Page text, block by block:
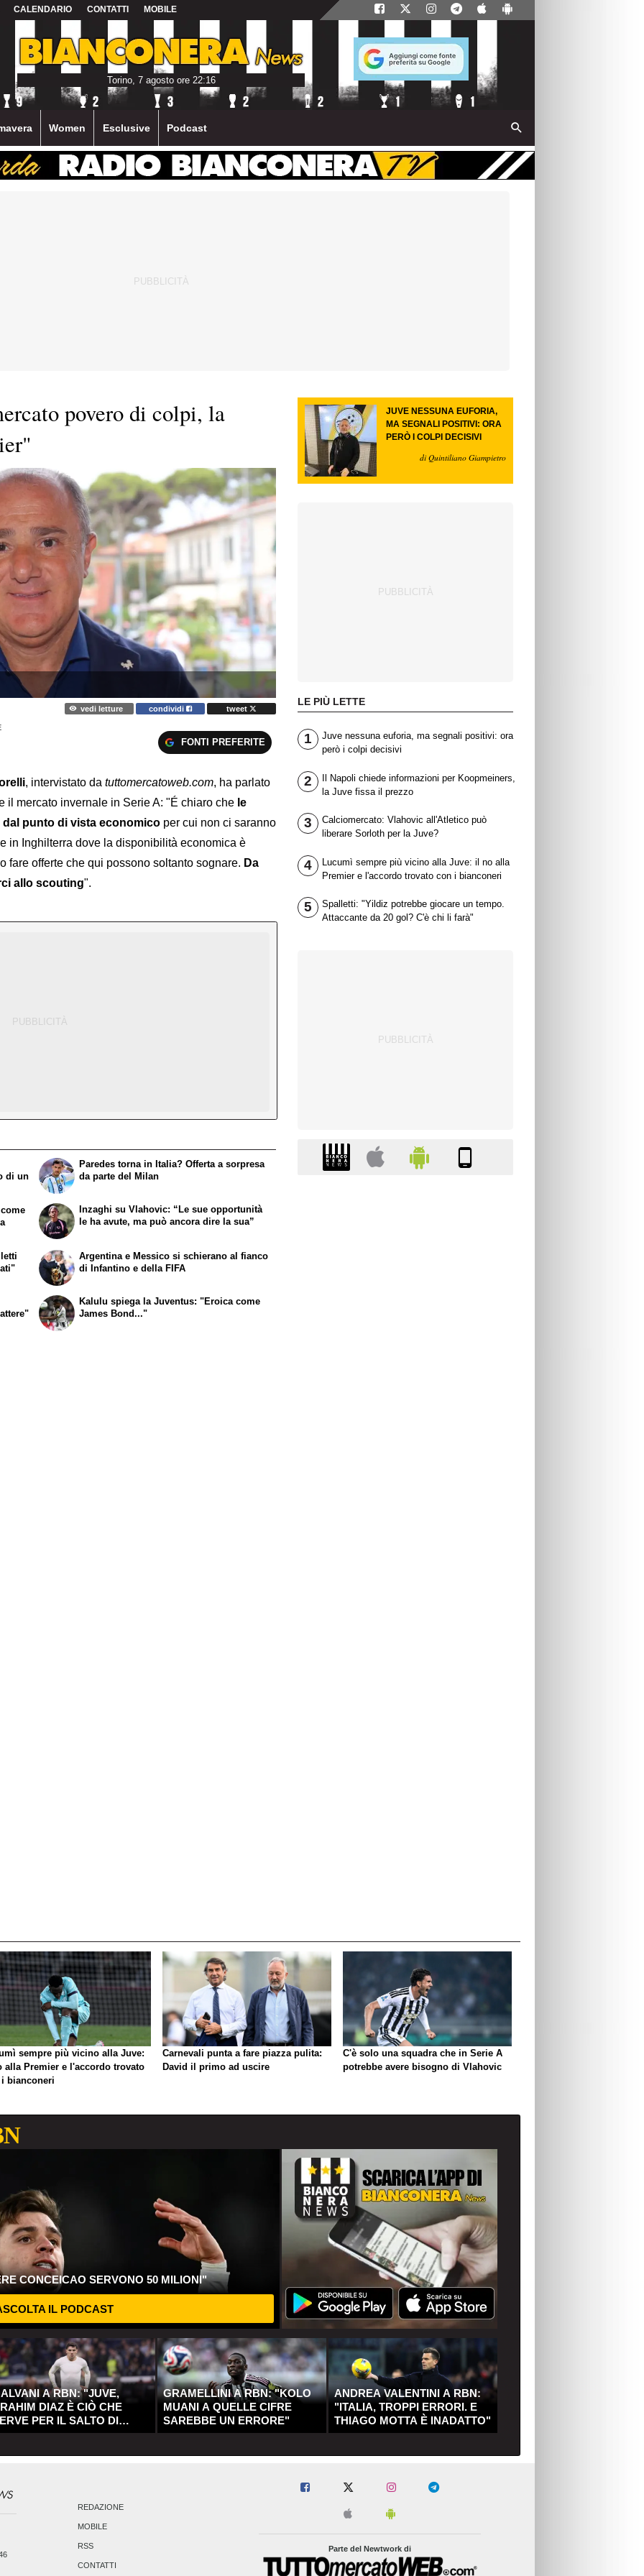
CALENDARIO CONTATTI MOBILE
Torino, 7 agosto ore 22:16
Women Esclusive Podcast
povero di colpi, la
vedi letture condividi tweet
FONTI PREFERITE
, intervistato da tuttomercatoweb.com, ha parlato
il mercato invernale in Serie A: "É chiaro che le
punto di vista economico per cui non ci saranno
in Inghilterra dove la disponibilità economica è
fare offerte che qui possono soltanto sognare. Da
allo scouting".
di un
Paredes torna in Italia? Offerta a sorpresa
da parte del Milan
Inzaghi su Vlahovic: “Le sue opportunità
le ha avute, ma può ancora dire la sua”
Argentina e Messico si schierano al fianco
di Infantino e della FIFA
Kalulu spiega la Juventus: "Eroica come
James Bond..."
JUVE NESSUNA EUFORIA,
MA SEGNALI POSITIVI: ORA
PERÒ I COLPI DECISIVI
di Quintiliano Giampietro
LE PIÙ LETTE
1
Juve nessuna euforia, ma segnali positivi: ora
però i colpi decisivi
2
Il Napoli chiede informazioni per Koopmeiners,
la Juve fissa il prezzo
3
Calciomercato: Vlahovic all'Atletico può
liberare Sorloth per la Juve?
4
Lucumì sempre più vicino alla Juve: il no alla
Premier e l'accordo trovato con i bianconeri
5
Spalletti: "Yildiz potrebbe giocare un tempo.
Attaccante da 20 gol? C'è chi li farà"
sempre più vicino alla Juve:
alla Premier e l'accordo trovato
bianconeri
Carnevali punta a fare piazza pulita:
David il primo ad uscire
C'è solo una squadra che in Serie A
potrebbe avere bisogno di Vlahovic
CONCEICAO SERVONO 50 MILIONI"
IL PODCAST
A RBN: "JUVE,
DIAZ È CIÒ CHE
PER IL SALTO DI
GRAMELLINI A RBN: "KOLO
MUANI A QUELLE CIFRE
SAREBBE UN ERRORE"
ANDREA VALENTINI A RBN:
"ITALIA, TROPPI ERRORI. E
THIAGO MOTTA È INADATTO"
REDAZIONE
MOBILE
RSS
CONTATTI
Parte del Newtwork di